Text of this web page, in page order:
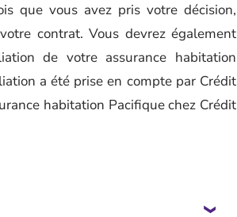
que vous avez pris votre décision,
contrat. Vous devrez également
de votre assurance habitation
a été prise en compte par Crédit
habitation Pacifique chez Crédit